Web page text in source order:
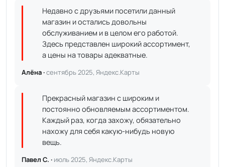
Недавно с друзьями посетили данный
магазин и остались довольны
обслуживанием и в целом его работой.
Здесь представлен широкий ассортимент,
а цены на товары адекватные.
Алёна ·сентябрь 2025, Яндекс.Карты
Прекрасный магазин с широким и
постоянно обновляемым ассортиментом.
Каждый раз, когда захожу, обязательно
нахожу для себя какую-нибудь новую
вещь.
Павел С. · июль 2025, Яндекс.Карты